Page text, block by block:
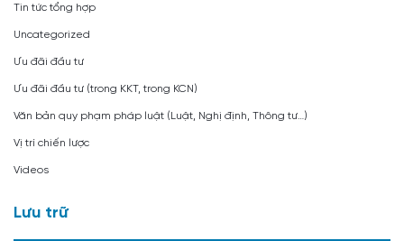
Tin tức tổng hợp
Uncategorized
Ưu đãi đầu tư
Ưu đãi đầu tư (trong KKT, trong KCN)
Văn bản quy phạm pháp luật (Luật, Nghị định, Thông tư…)
Vị trí chiến lược
Videos
Lưu trữ